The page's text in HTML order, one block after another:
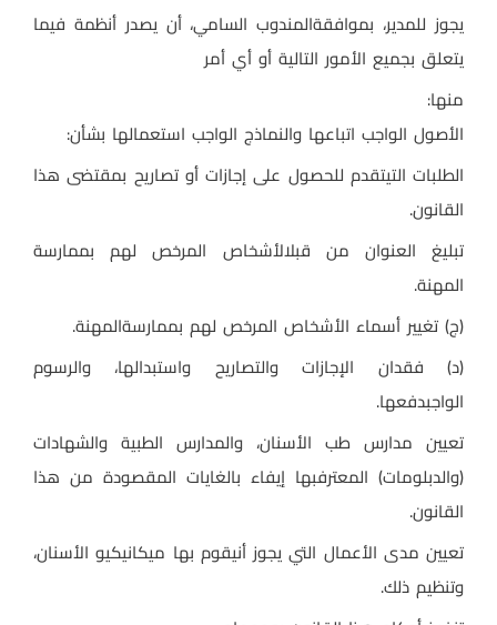
يجوز للمدير، بموافقةالمندوب السامي، أن يصدر أنظمة فيما
يتعلق بجميع الأمور التالية أو أي أمر
منها:
الأصول الواجب اتباعها والنماذج الواجب استعمالها بشأن:
الطلبات التيتقدم للحصول على إجازات أو تصاريح بمقتضى هذا
القانون.
تبليغ العنوان من قبلالأشخاص المرخص لهم بممارسة
المهنة.
(ج) تغيير أسماء الأشخاص المرخص لهم بممارسةالمهنة.
)د) فقدان الإجازات والتصاريح واستبدالها، والرسوم
الواجبدفعها.
تعيين مدارس طب الأسنان، والمدارس الطبية والشهادات
(والدبلومات) المعترفبها إيفاء بالغايات المقصودة من هذا
القانون.
تعيين مدى الأعمال التي يجوز أنيقوم بها ميكانيكيو الأسنان،
وتنظيم ذلك.